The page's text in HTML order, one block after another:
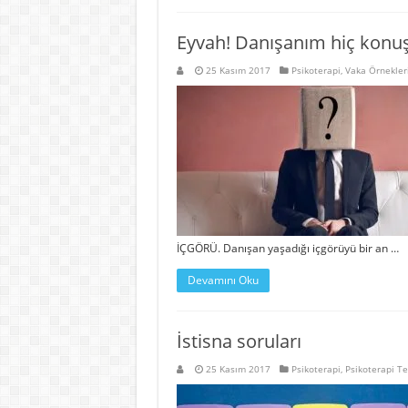
Eyvah! Danışanım hiç
25 Kasım 2017 Psikoterapi, Vaka Örnekleri
İÇGÖRÜ. Danışan yaşadığı içgörüyü bir an …
Devamını Oku
İstisna soruları
25 Kasım 2017 Psikoterapi, Psikoterapi